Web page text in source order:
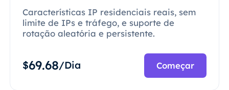
Características IP residenciais reais, sem
limite de IPs e tráfego, e suporte de
rotação aleatória e persistente.
$69.68/Dia Começar